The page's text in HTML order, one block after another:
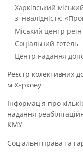
Харківський
з інвалідністю
Міський центр
Соціальний готель
Центр надання
Реєстр колективних
м.Харкову
Інформація про
надання
КМУ
Соціальні права та